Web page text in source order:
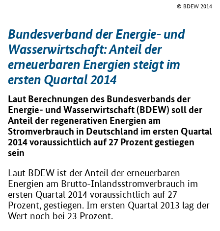
© BDEW 2014
Bundesverband der Energie- und
Wasserwirtschaft: Anteil der
erneuerbaren Energien steigt im
ersten Quartal 2014
Laut Berechnungen des Bundesverbands der
Energie- und Wasserwirtschaft (BDEW) soll der
Anteil der regenerativen Energien am
Stromverbrauch in Deutschland im ersten Quartal
2014 voraussichtlich auf 27 Prozent gestiegen
sein
Laut BDEW ist der Anteil der erneuerbaren
Energien am Brutto-Inlandsstromverbrauch im
ersten Quartal 2014 voraussichtlich auf 27
Prozent, gestiegen. Im ersten Quartal 2013 lag der
Wert noch bei 23 Prozent.